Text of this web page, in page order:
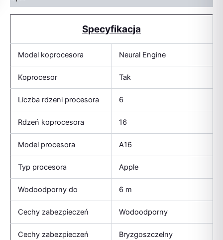
Specyfikacja
Model koprocesora Neural Engine
Koprocesor Tak
Liczba rdzeni procesora 6
Rdzeń koprocesora 16
Model procesora A16
Typ procesora Apple
Wodoodporny do 6 m
Cechy zabezpieczeń Wodoodporny
Cechy zabezpieczeń Bryzgoszczelny